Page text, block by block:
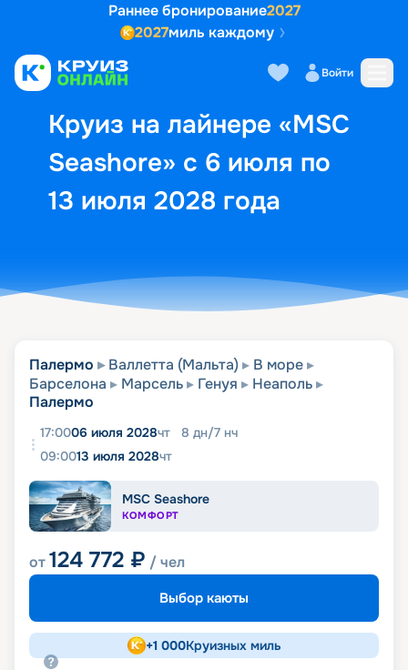
Раннее бронирование2027
2027миль каждому
Войти
Круиз на лайнере «MSC
Seashore» с 6 июля по
13 июля 2028 года
Выбор кают Маршрут и
Палермо Валлетта (Мальта)
В море
Барселона
Марсель Генуя
Неаполь
Палермо
17:0006 июля 2028чт 8 дн/7 нч
09:0013 июля 2028чт
MSC Seashore
КОМФОРТ
от124 772 ₽ / чел
Выбор каюты
+1 000Круизных миль